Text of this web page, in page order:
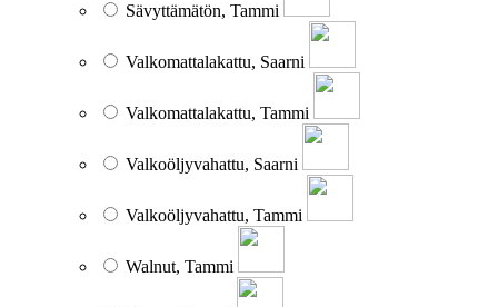
Sävyttämätön, Tammi
Valkomattalakattu, Saarni
Valkomattalakattu, Tammi
Valkoöljyvahattu, Saarni
Valkoöljyvahattu, Tammi
Walnut, Tammi